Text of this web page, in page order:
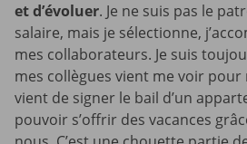
et d’évoluer. Je ne suis pas le
salaire, mais je sélectionne,
mes collaborateurs. Je suis
mes collègues vient me voir pour
vient de signer le bail d’un
pouvoir s’offrir des vacances